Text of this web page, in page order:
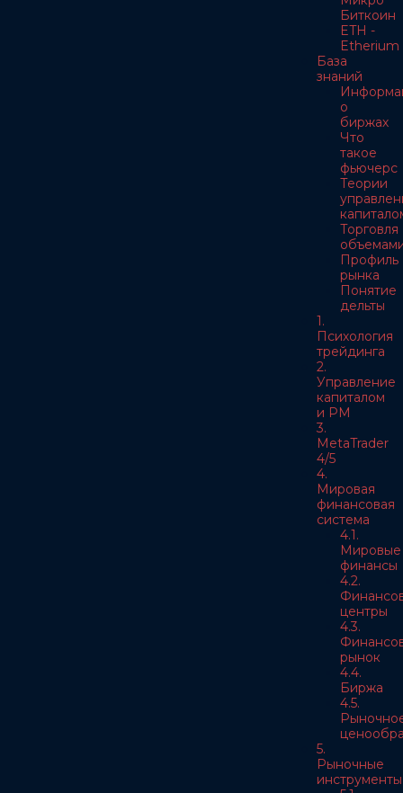
Биткоин
ETH -
Etherium
База
знаний
о
биржах
Что
такое
фьючерс
Теории
Торговля
Профиль
рынка
Понятие
дельты
1.
Психология
трейдинга
2.
Управление
капиталом
и РМ
3.
MetaTrader
4/5
4.
Мировая
финансовая
система
4.1.
Мировые
финансы
4.2.
центры
4.3.
рынок
4.4.
Биржа
4.5.
5.
Рыночные
инструменты